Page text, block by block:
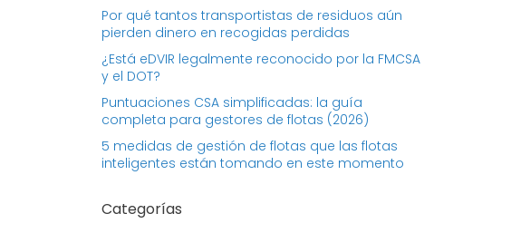
Por qué tantos transportistas de residuos aún
pierden dinero en recogidas perdidas
¿Está eDVIR legalmente reconocido por la FMCSA
y el DOT?
Puntuaciones CSA simplificadas: la guía
completa para gestores de flotas (2026)
5 medidas de gestión de flotas que las flotas
inteligentes están tomando en este momento
Categorías